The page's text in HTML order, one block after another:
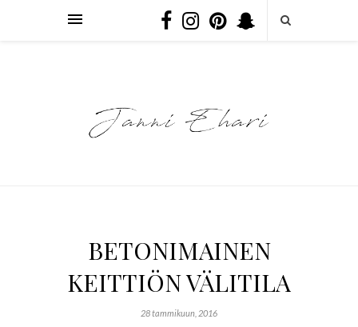
BETONIMAINEN
KEITTIÖN VÄLITILA
28 tammikuun, 2016